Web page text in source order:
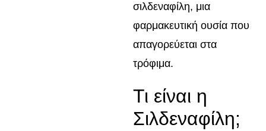
σιλδεναφίλη, μια
φαρμακευτική ουσία που
απαγορεύεται στα
τρόφιμα.
Τι είναι η
Σιλδεναφίλη;